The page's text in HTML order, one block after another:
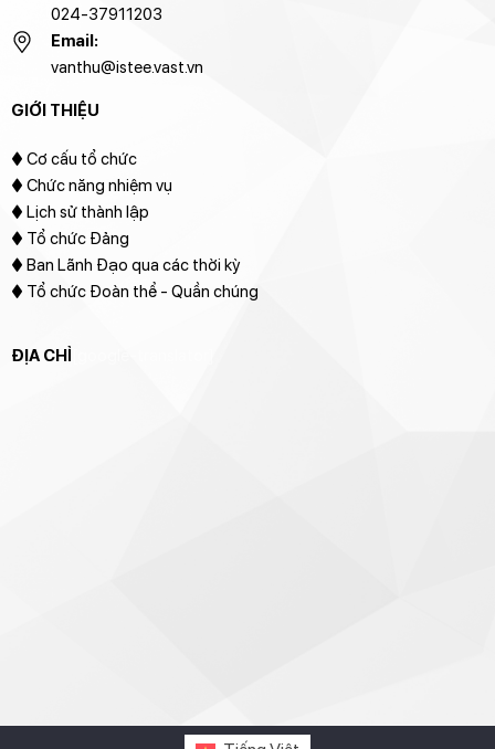
024-37911203
Email:
vanthu@istee.vast.vn
GIỚI THIỆU
♦ Cơ cấu tổ chức
♦ Chức năng nhiệm vụ
♦ Lịch sử thành lập
♦ Tổ chức Đảng
♦ Ban Lãnh Đạo qua các thời kỳ
♦ Tổ chức Đoàn thể - Quần chúng
ĐỊA CHỈ